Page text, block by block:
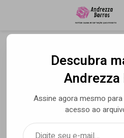
28 de abril:
ganha
estratégias
no
Descubra
Assine agora mesmo
acesso ao
Digite seu e-mail…